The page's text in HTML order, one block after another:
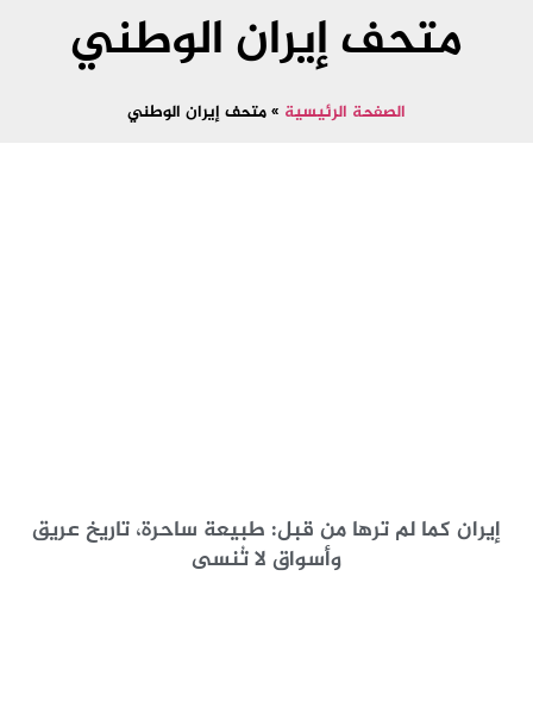
متحف إيران الوطني
الصفحة الرئيسية »متحف إيران الوطني
إيران كما لم ترها من قبل: طبيعة ساحرة، تاريخ عريق
وأسواق لا تُنسى